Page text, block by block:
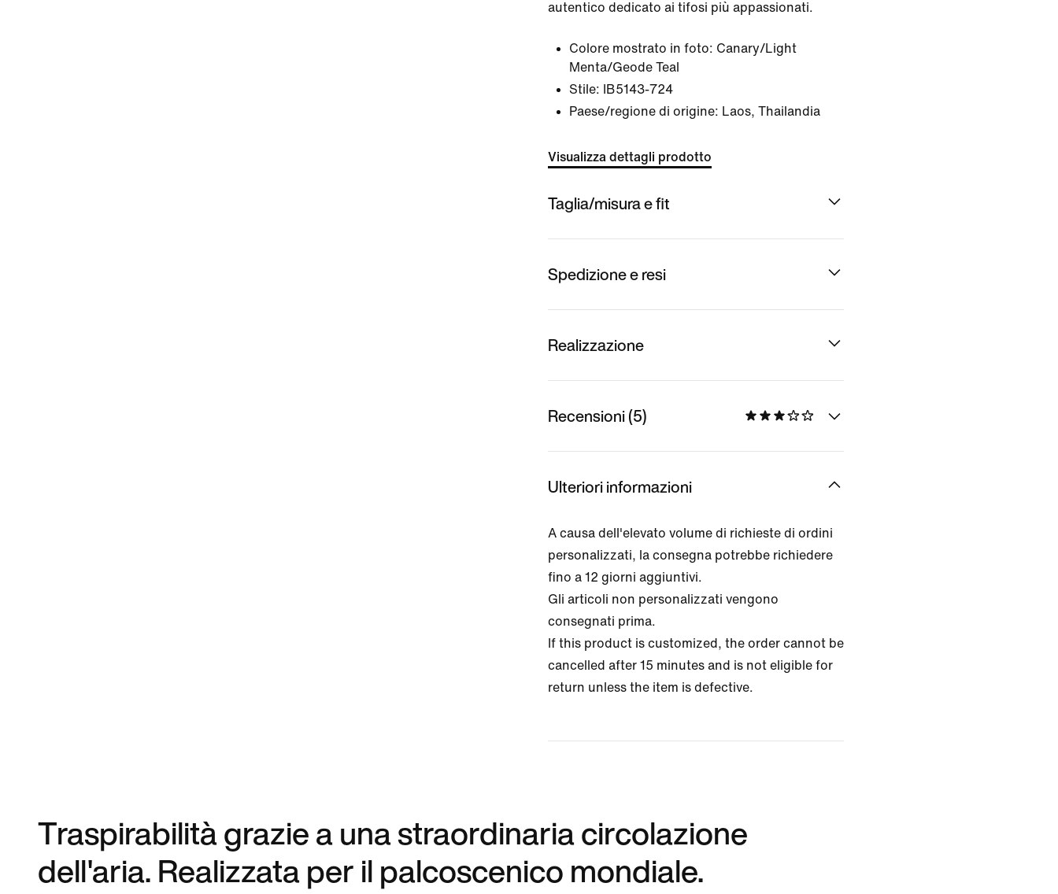
autentico dedicato ai tifosi più appassionati.
Colore mostrato in foto: Canary/Light
Menta/Geode Teal
Stile:
IB5143-724
Paese/regione di origine: Laos, Thailandia
Visualizza dettagli prodotto
Taglia/misura e fit
Spedizione e resi
Realizzazione
Recensioni (5)
Ulteriori informazioni
A causa dell'elevato volume di richieste di ordini
personalizzati, la consegna potrebbe richiedere
fino a 12 giorni aggiuntivi.
Gli articoli non personalizzati vengono
consegnati prima.
If this product is customized, the order cannot be
cancelled after 15 minutes and is not eligible for
return unless the item is defective.
Traspirabilità grazie a una straordinaria circolazione
dell'aria. Realizzata per il palcoscenico mondiale.